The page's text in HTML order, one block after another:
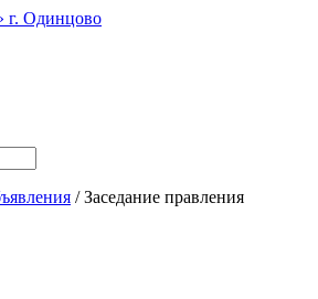
г. Одинцово
/ Заседание правления